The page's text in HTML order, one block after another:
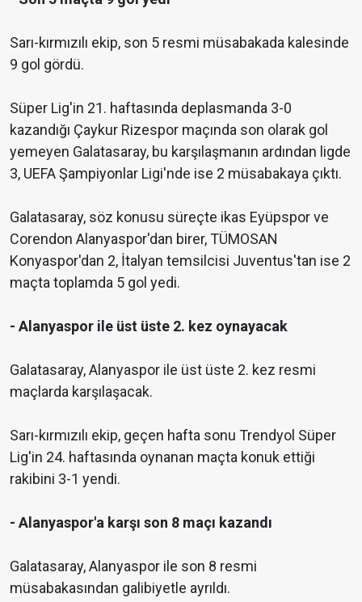
Sarı-kırmızılı ekip, son 5 resmi müsabakada kalesinde
9 gol gördü.
Süper Lig'in 21. haftasında deplasmanda 3-0
kazandığı Çaykur Rizespor maçında son olarak gol
yemeyen Galatasaray, bu karşılaşmanın ardından ligde
3, UEFA Şampiyonlar Ligi'nde ise 2 müsabakaya çıktı.
Galatasaray, söz konusu süreçte ikas Eyüpspor ve
Corendon Alanyaspor'dan birer, TÜMOSAN
Konyaspor'dan 2, İtalyan temsilcisi Juventus'tan ise 2
maçta toplamda 5 gol yedi.
- Alanyaspor ile üst üste 2. kez oynayacak
Galatasaray, Alanyaspor ile üst üste 2. kez resmi
maçlarda karşılaşacak.
Sarı-kırmızılı ekip, geçen hafta sonu Trendyol Süper
Lig'in 24. haftasında oynanan maçta konuk ettiği
rakibini 3-1 yendi.
- Alanyaspor'a karşı son 8 maçı kazandı
Galatasaray, Alanyaspor ile son 8 resmi
müsabakasından galibiyetle ayrıldı.